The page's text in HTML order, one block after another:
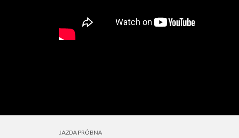
JAZDA PRÓBNA